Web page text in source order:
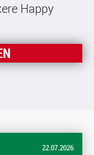
Happy
22.07.2026